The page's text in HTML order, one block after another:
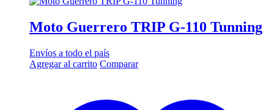
Moto Guerrero TRIP G-110 Tunning
Envíos a todo el país
Agregar al carrito Comparar